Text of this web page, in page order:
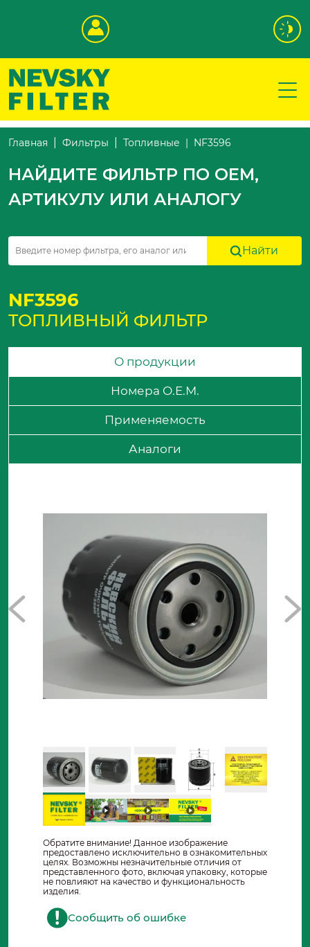
Главная Фильтры Топливные NF3596
НАЙДИТЕ ФИЛЬТР ПО OEM,
АРТИКУЛУ ИЛИ АНАЛОГУ
Найти
NF3596
ТОПЛИВНЫЙ ФИЛЬТР
О продукции
Номера O.E.M.
Применяемость
Аналоги
Обратите внимание! Данное изображение
предоставлено исключительно в ознакомительных
целях. Возможны незначительные отличия от
представленного фото, включая упаковку, которые
не повлияют на качество и функциональность
изделия.
Сообщить об ошибке